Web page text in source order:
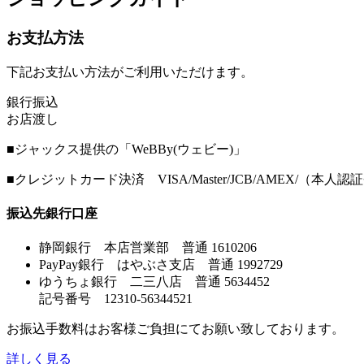
お支払方法
下記お支払い方法がご利用いただけます。
銀行振込
お店渡し
■ジャックス提供の「WeBBy(ウェビー)」
■クレジットカード決済 VISA/Master/JCB/AMEX/（本人認証
振込先銀行口座
静岡銀行 本店営業部 普通 1610206
PayPay銀行 はやぶさ支店 普通 1992729
ゆうちょ銀行 二三八店 普通 5634452
記号番号 12310-56344521
お振込手数料はお客様ご負担にてお願い致しております。
詳しく見る